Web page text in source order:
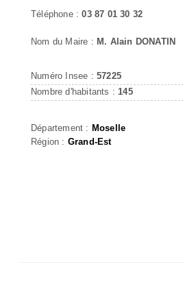
Téléphone :03 87 01 30 32
Nom du Maire : M. Alain DONATIN
Numéro Insee : 57225
Nombre d'habitants : 145
Département : Moselle
Région : Grand-Est